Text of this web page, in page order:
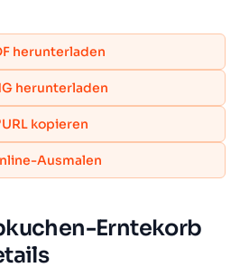
herunterladen
herunterladen
URL kopieren
Ausmalen
Erntekorb